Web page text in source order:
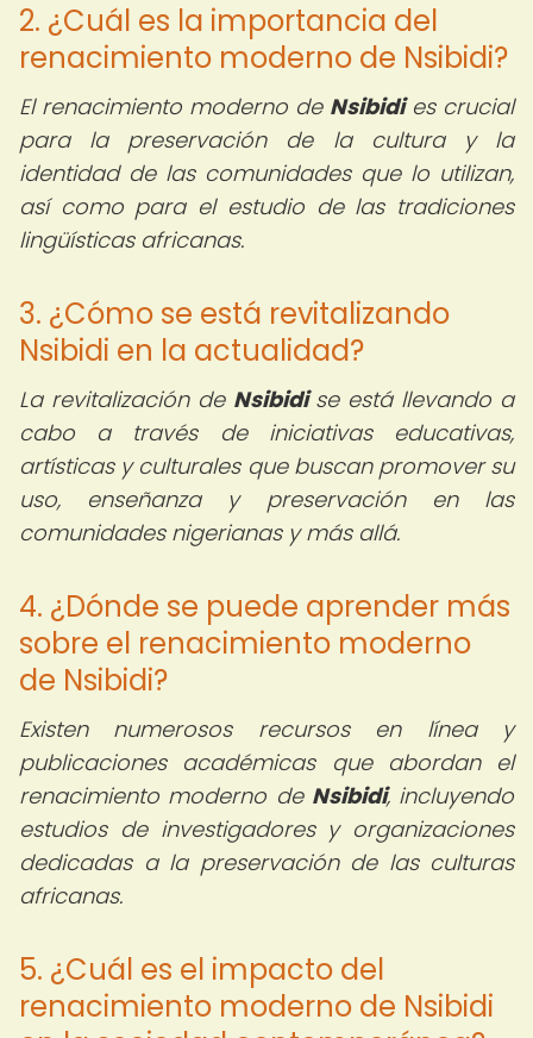
2. ¿Cuál es la importancia del
renacimiento moderno de Nsibidi?
El renacimiento moderno de Nsibidies crucial
para la preservación de la cultura y la
identidad de las comunidades que lo utilizan,
así como para el estudio de las tradiciones
lingüísticas africanas.
3. ¿Cómo se está revitalizando
Nsibidi en la actualidad?
La revitalización de Nsibidise está llevando a
cabo a través de iniciativas educativas,
artísticas y culturales que buscan promover su
uso, enseñanza y preservación en las
comunidades nigerianas y más allá.
4. ¿Dónde se puede aprender más
sobre el renacimiento moderno
de Nsibidi?
Existen numerosos recursos en línea y
publicaciones académicas que abordan el
renacimiento moderno de Nsibidi, incluyendo
estudios de investigadores y organizaciones
dedicadas a la preservación de las culturas
africanas.
5. ¿Cuál es el impacto del
renacimiento moderno de Nsibidi